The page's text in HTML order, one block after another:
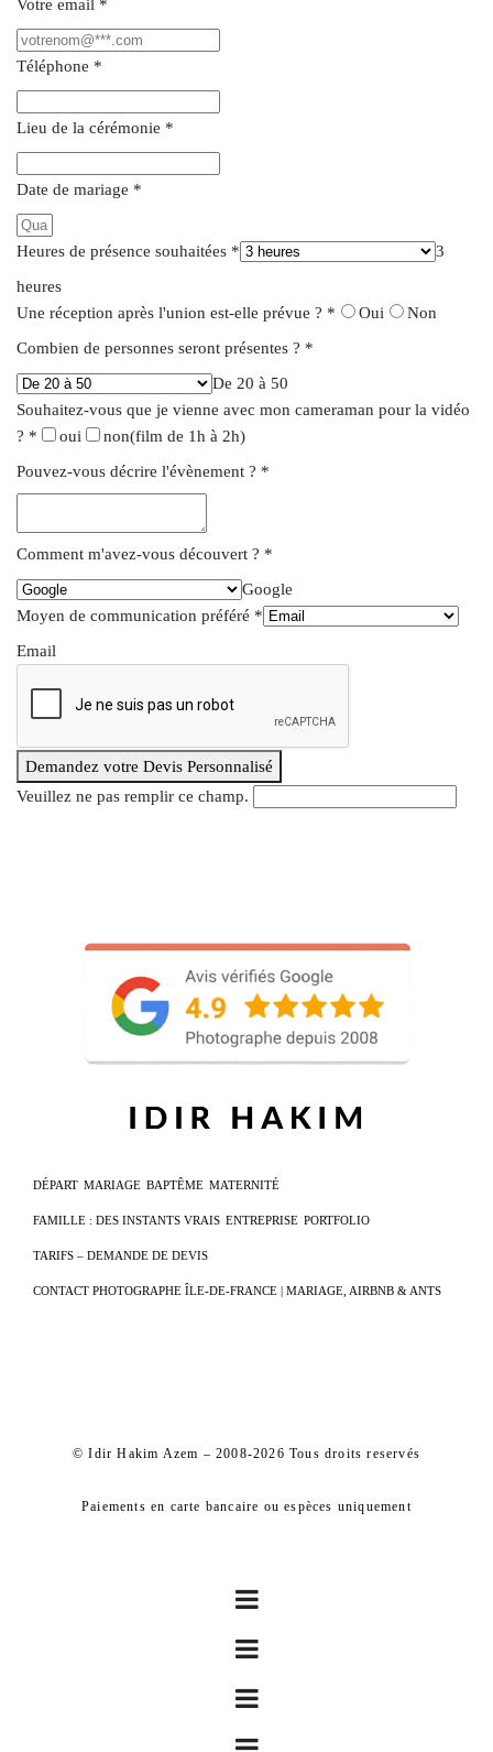
Votre email *
Téléphone *
Lieu de la cérémonie *
Date de mariage *
Heures de présence souhaitées *
3
heures
Une réception après l'union est-elle prévue ? * Oui
Non
Combien de personnes seront présentes ? *
De 20 à 50
Souhaitez-vous que je vienne avec mon cameraman pour la vidéo
? * oui non(film de 1h à 2h)
Pouvez-vous décrire l'évènement ? *
Comment m'avez-vous découvert ? *
Google
Moyen de communication préféré *
Email
Demandez votre Devis Personnalisé
Veuillez ne pas remplir ce champ.
DÉPART MARIAGE BAPTÊME MATERNITÉ
FAMILLE : DES INSTANTS VRAIS ENTREPRISE PORTFOLIO
TARIFS – DEMANDE DE DEVIS
CONTACT PHOTOGRAPHE ÎLE-DE-FRANCE | MARIAGE, AIRBNB & ANTS
© Idir Hakim Azem – 2008-2026 Tous droits reservés
Paiements en carte bancaire ou espèces uniquement